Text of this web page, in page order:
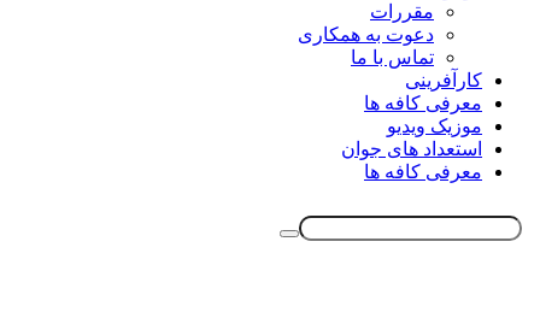
مقررات
دعوت به همکاری
تماس با ما
کارآفرینی
معرفی کافه ها
موزیک ویدیو
استعداد های جوان
معرفی کافه ها